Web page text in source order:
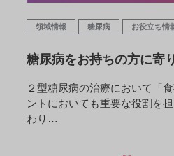
領域情報 糖尿病 お役立ち情
糖尿病をお持ちの方に寄
２型糖尿病の治療において「
ントにおいても重要な役割を
わり…